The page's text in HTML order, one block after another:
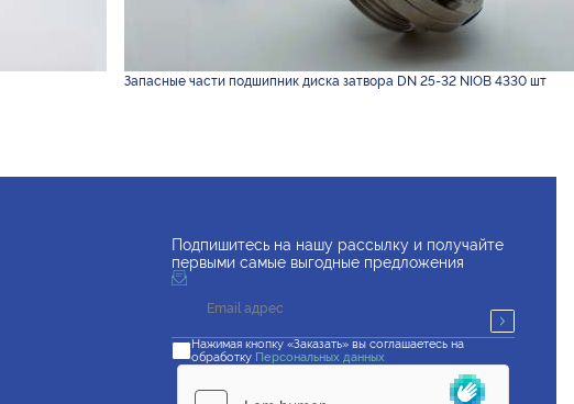
Запасные части подшипник диска затвора DN 25-32 NIOB 4330 шт
Подпишитесь на нашу рассылку и получайте
первыми самые выгодные предложения
Нажимая кнопку «Заказать» вы соглашаетесь на
обработку Персональных данных